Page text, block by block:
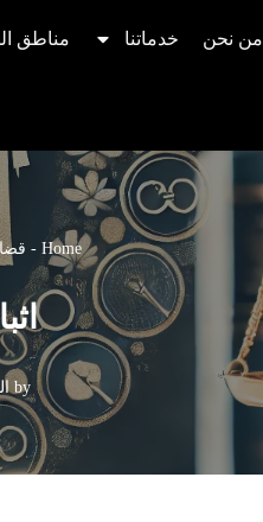
من نحن خدماتنا مناطق
Home
-
by